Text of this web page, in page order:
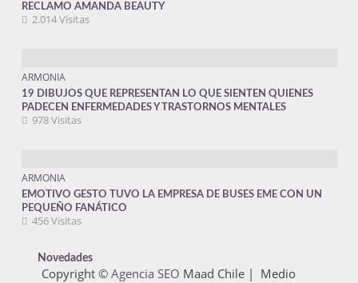
RECLAMO AMANDA BEAUTY
2.014 Visitas
ARMONIA
19 DIBUJOS QUE REPRESENTAN LO QUE SIENTEN QUIENES
PADECEN ENFERMEDADES Y TRASTORNOS MENTALES
978 Visitas
ARMONIA
EMOTIVO GESTO TUVO LA EMPRESA DE BUSES EME CON UN
PEQUEÑO FANÁTICO
456 Visitas
Novedades
Copyright © Agencia SEO Maad Chile | Medio